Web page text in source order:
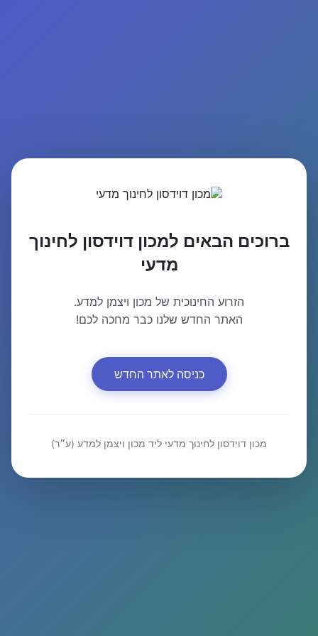
ברוכים הבאים למכון דוידסון לחינוך
מדעי
הזרוע החינוכית של מכון ויצמן למדע.
האתר החדש שלנו כבר מחכה לכם!
כניסה לאתר החדש
מכון דוידסון לחינוך מדעי ליד מכון ויצמן למדע (ע״ר)